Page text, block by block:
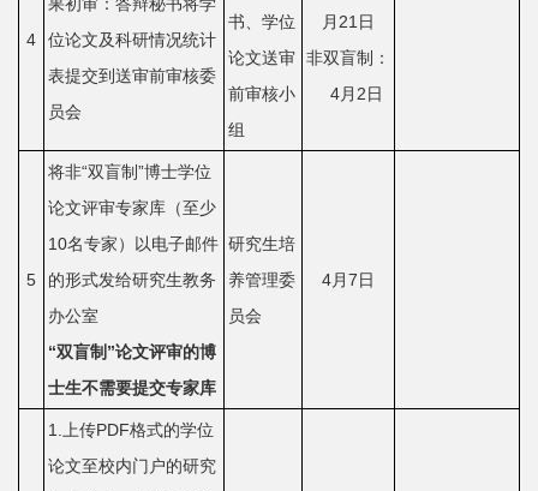
才
基
4
位论文及科研情况统计
表提交到送审前审核委
员会
书、学位
论文送审
前审核小
组
月21日
非双盲制：
4月2日
5
将非“双盲制”博士学位
论文评审专家库（至少
10名专家）以电子邮件
的形式发给研究生教务
办公室
“双盲制 ”论文评审的博
士生不需要提交专家库
研究生培
养管理委
员会
4月7日
1.上传PDF格式的学位
论文至校内门户的研究